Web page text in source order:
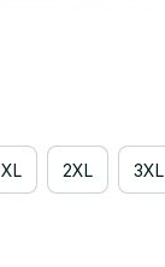
XL 2XL 3XL